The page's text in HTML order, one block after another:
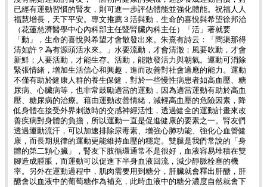
已經有運動習慣的腎友，則可進一步評估體能並強化體能。祝福人人
福慧增長，天下平安。專文推薦３活與動，生命的喜悅與希望徐邦治
（花蓮慈濟醫學中心內科部主任暨腎臟內科主任）「活」著就要
「動」，生命的喜悅與希望才會散發出來。朱熹有詩云：「問渠那得
清如許？為有源頭活水來。」水要流動，才會清澈；風要吹動，才會
新鮮；人要活動，才能生存。活動，能散發活力與朝氣。運動可消除
緊張情緒，增加生活信心和興趣，進而改善對社會適應的能力。運動
不僅有助於健康人群的養生保健，對於一些慢性病患者如高血壓、糖
尿病、心臟病等，也非常鼓勵適當的運動，因為適當運動有助於高血
壓、糖尿病的治療。藉由運動改善情緒，減輕高血壓的危險因素，降
低身體在接受外界刺激時的交感神經活性，透過健全的運動計畫來改
善疾病對身體的負擔，所以運動一直是促進健康的要素之一。腎友們
透過運動流汗，可以加速排除尿毒素、增強心肺功能、強化心血管健
康，而長期規律的運動更能維持血壓的穩定。雙腿是我們常說的「身
體的第二顆心臟」，腎友下肢循環通常不是很好，血液容易堆積在雙
腳造成腫脹，而運動可以促進下半身血液回流，減少靜脈栓塞的機
率。另外在運動過程中，肌肉需要用到糖分，肝臟就會釋出肝醣，肝
醣會以血液中的葡萄糖作為補充，此時血液中的糖分濃度自然就會下